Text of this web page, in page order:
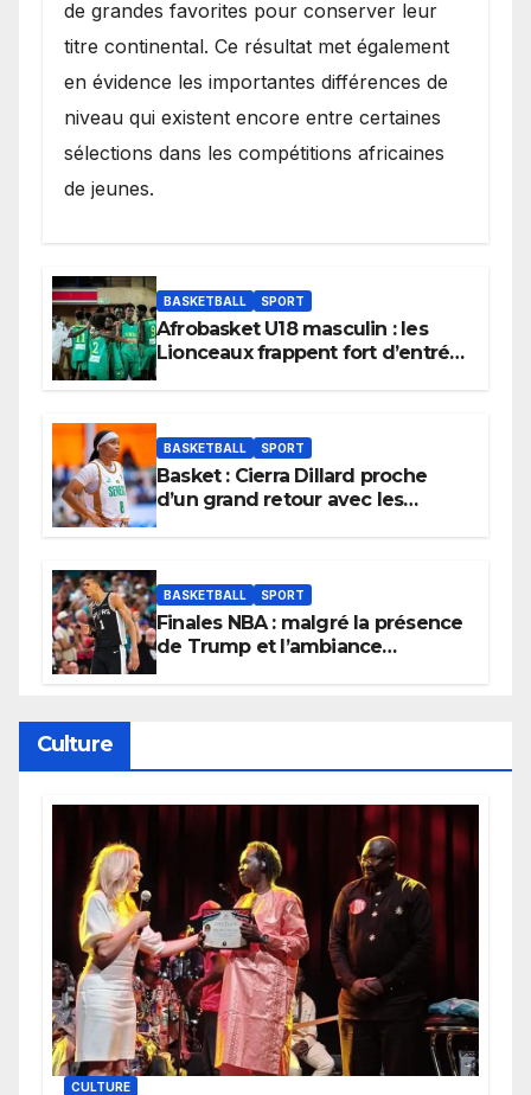
de grandes favorites pour conserver leur
titre continental. Ce résultat met également
en évidence les importantes différences de
niveau qui existent encore entre certaines
sélections dans les compétitions africaines
de jeunes.
BASKETBALL SPORT
Afrobasket U18 masculin : les
Lionceaux frappent fort d’entrée
BASKETBALL SPORT
Basket : Cierra Dillard proche
d’un grand retour avec les
BASKETBALL SPORT
Finales NBA : malgré la présence
de Trump et l’ambiance
Culture
CULTURE